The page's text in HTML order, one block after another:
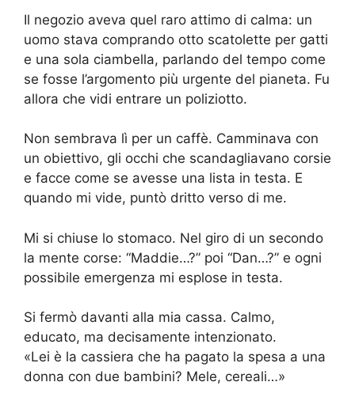
Il negozio aveva quel raro attimo di calma: un
uomo stava comprando otto scatolette per gatti
e una sola ciambella, parlando del tempo come
se fosse l’argomento più urgente del pianeta. Fu
allora che vidi entrare un poliziotto.
Non sembrava lì per un caffè. Camminava con
un obiettivo, gli occhi che scandagliavano corsie
e facce come se avesse una lista in testa. E
quando mi vide, puntò dritto verso di me.
Mi si chiuse lo stomaco. Nel giro di un secondo
la mente corse: “Maddie…?” poi “Dan…?” e ogni
possibile emergenza mi esplose in testa.
Si fermò davanti alla mia cassa. Calmo,
educato, ma decisamente intenzionato.
«Lei è la cassiera che ha pagato la spesa a una
donna con due bambini? Mele, cereali…»